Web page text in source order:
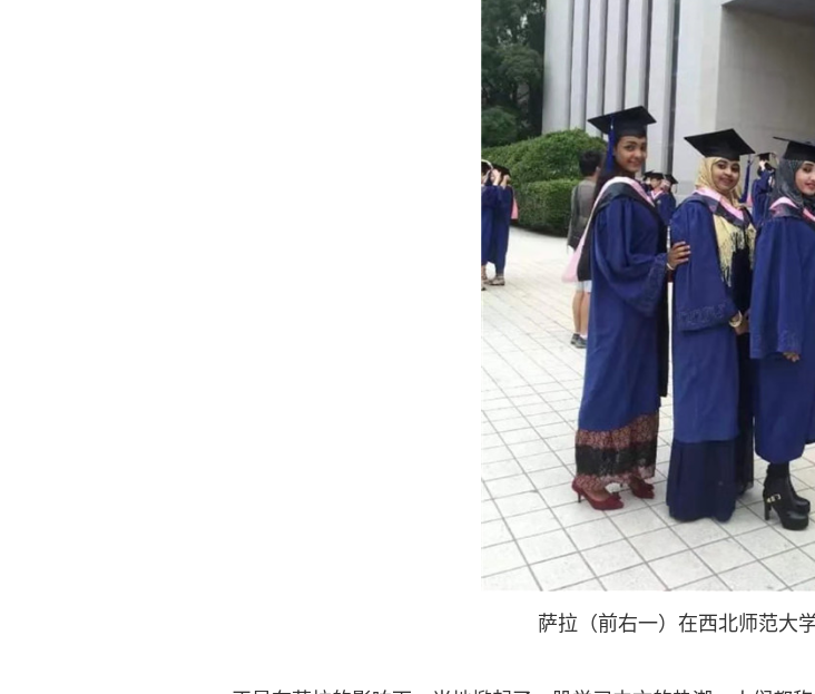
萨拉（前右一）在西北师范大